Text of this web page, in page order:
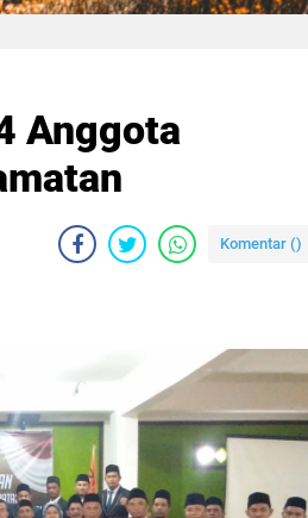
Anggota
Komentar ()